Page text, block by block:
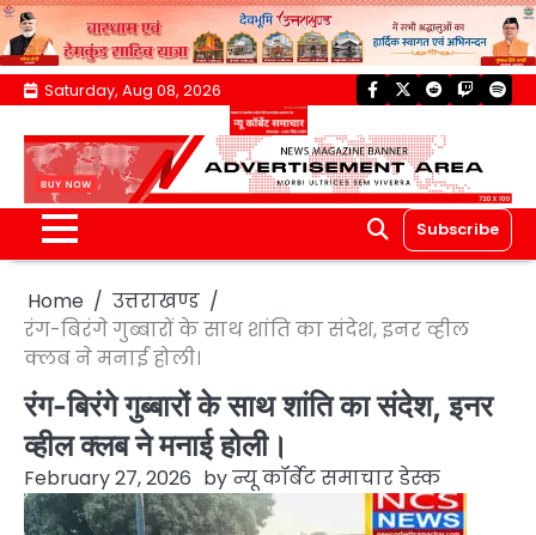
Skip
content
Saturday, Aug 08, 2026 facebook
twitterreddittwitch
Subscribe
Home
उत्तराखण्ड
रंग-बिरंगे गुब्बारों के साथ शांति का संदेश, इनर व्हील
क्लब ने मनाई होली।
रंग-बिरंगे गुब्बारों के साथ शांति का संदेश, इनर
व्हील क्लब ने मनाई होली।
February 27, 2026 byन्यू कॉर्बेट समाचार डेस्क